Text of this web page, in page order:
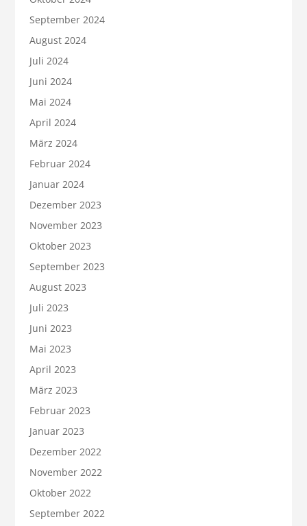
September 2024
August 2024
Juli 2024
Juni 2024
Mai 2024
April 2024
März 2024
Februar 2024
Januar 2024
Dezember 2023
November 2023
Oktober 2023
September 2023
August 2023
Juli 2023
Juni 2023
Mai 2023
April 2023
März 2023
Februar 2023
Januar 2023
Dezember 2022
November 2022
Oktober 2022
September 2022